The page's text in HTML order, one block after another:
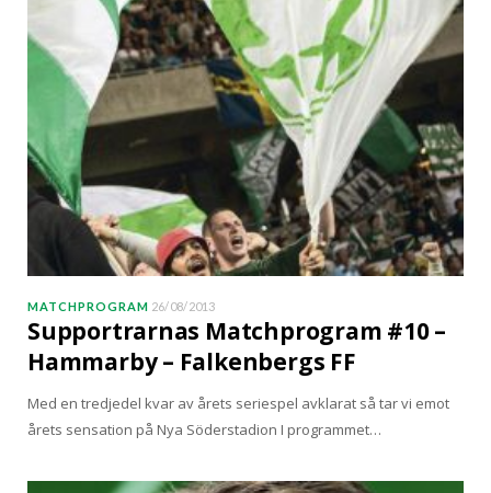
MATCHPROGRAM 26/08/2013
Supportrarnas Matchprogram #10 –
Hammarby – Falkenbergs FF
Med en tredjedel kvar av årets seriespel avklarat så tar vi emot
årets sensation på Nya Söderstadion I programmet…